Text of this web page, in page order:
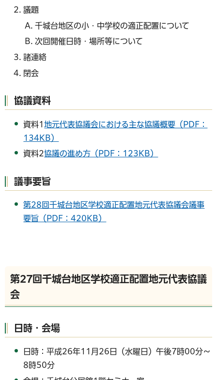
議題
千城台地区の小・中学校の適正配置について
次回開催日時・場所等について
諸連絡
閉会
協議資料
資料1地元代表協議会における主な協議概要（PDF：
134KB）
資料2協議の進め方（PDF：123KB）
議事要旨
第28回千城台地区学校適正配置地元代表協議会議事
要旨（PDF：420KB）
第27回千城台地区学校適正配置地元代表協議
会
日時・会場
日時：平成26年11月26日（水曜日）午後7時00分～
8時50分